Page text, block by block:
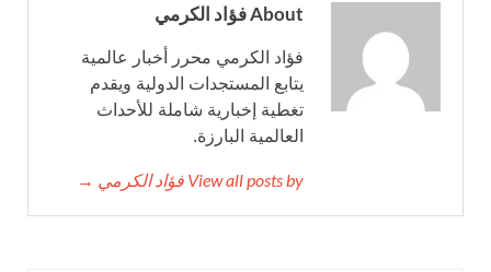
About فؤاد الكرمي
فؤاد الكرمي محرر أخبار عالمية
يتابع المستجدات الدولية ويقدم
تغطية إخبارية شاملة للأحداث
العالمية البارزة.
View all posts by فؤاد الكرمي →